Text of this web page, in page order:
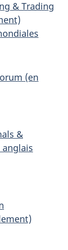
& Trading
(en
&